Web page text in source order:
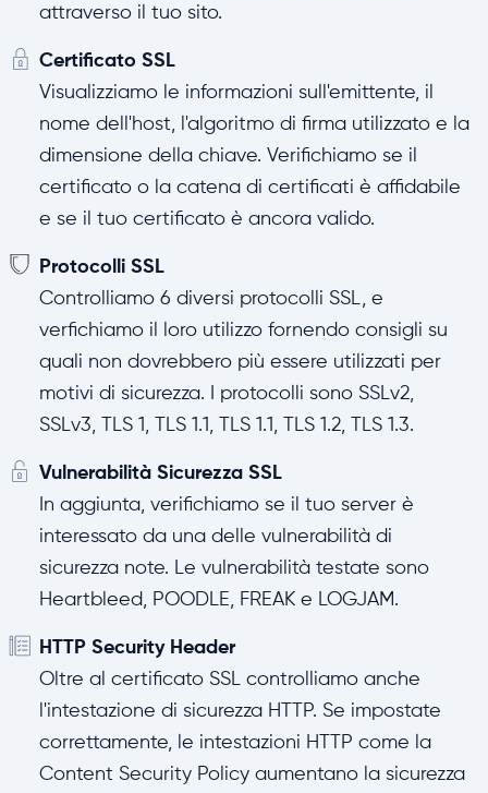
attraverso il tuo sito.
Certificato SSL
Visualizziamo le informazioni sull'emittente, il
nome dell'host, l'algoritmo di firma utilizzato e la
dimensione della chiave. Verifichiamo se il
certificato o la catena di certificati è affidabile
e se il tuo certificato è ancora valido.
Protocolli SSL
Controlliamo 6 diversi protocolli SSL, e
verfichiamo il loro utilizzo fornendo consigli su
quali non dovrebbero più essere utilizzati per
motivi di sicurezza. I protocolli sono SSLv2,
SSLv3, TLS 1, TLS 1.1, TLS 1.1, TLS 1.2, TLS 1.3.
Vulnerabilità Sicurezza SSL
In aggiunta, verifichiamo se il tuo server è
interessato da una delle vulnerabilità di
sicurezza note. Le vulnerabilità testate sono
Heartbleed, POODLE, FREAK e LOGJAM.
HTTP Security Header
Oltre al certificato SSL controlliamo anche
l'intestazione di sicurezza HTTP. Se impostate
correttamente, le intestazioni HTTP come la
Content Security Policy aumentano la sicurezza